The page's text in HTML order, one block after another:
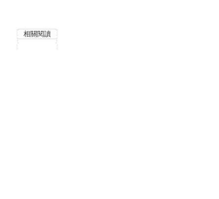
相關閱讀